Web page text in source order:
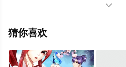
晓（全28集），手机免费观看高
或剧情网等平台了解。

猜你喜欢